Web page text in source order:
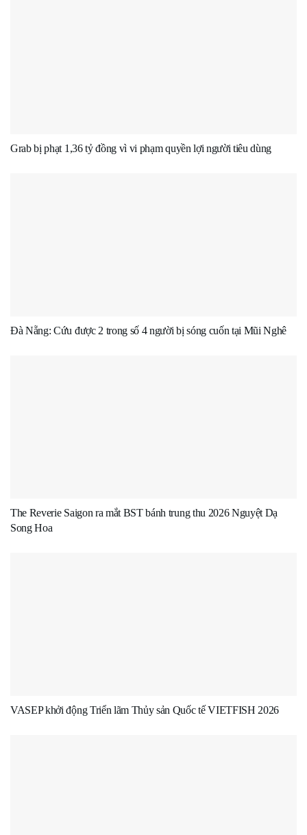
Grab bị phạt 1,36 tỷ đồng vì vi phạm quyền lợi người tiêu dùng
Đà Nẵng: Cứu được 2 trong số 4 người bị sóng cuốn tại Mũi Nghê
The Reverie Saigon ra mắt BST bánh trung thu 2026 Nguyệt Dạ
Song Hoa
VASEP khởi động Triển lãm Thủy sản Quốc tế VIETFISH 2026